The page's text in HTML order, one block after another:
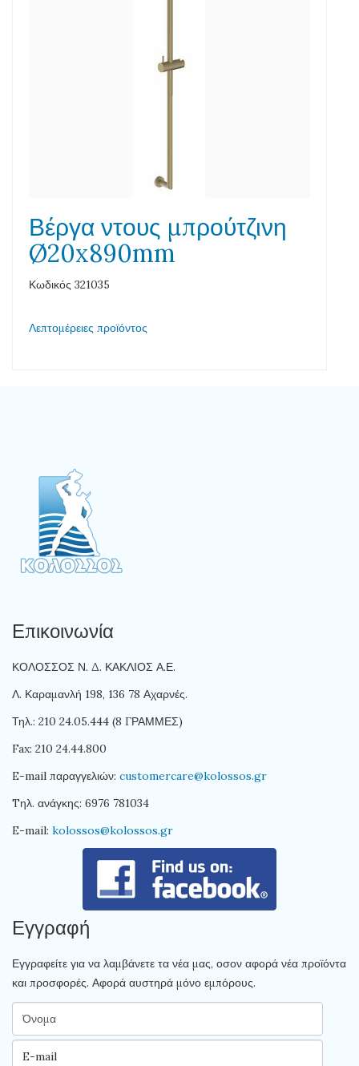
Βέργα ντους μπρούτζινη
Ø20x890mm
Κωδικός 321035
Λεπτομέρειες προϊόντος
Επικοινωνία
ΚΟΛΟΣΣΟΣ Ν. Δ. ΚΑΚΛΙΟΣ Α.Ε.
Λ. Καραμανλή 198, 136 78 Αχαρνές.
Τηλ.: 210 24.05.444 (8 ΓΡΑΜΜΕΣ)
Fax: 210 24.44.800
E-mail παραγγελιών: customercare@kolossos.gr
Tηλ. ανάγκης: 6976 781034
E-mail: kolossos@kolossos.gr
Εγγραφή
Εγγραφείτε για να λαμβάνετε τα νέα μας, οσον αφορά νέα προϊόντα
και προσφορές. Αφορά αυστηρά μόνο εμπόρους.